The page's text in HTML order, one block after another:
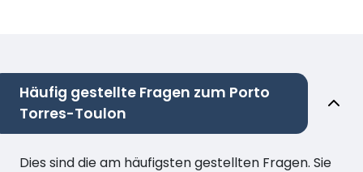
Häufig gestellte Fragen zum Porto
Torres-Toulon
Dies sind die am häufigsten gestellten Fragen. Sie